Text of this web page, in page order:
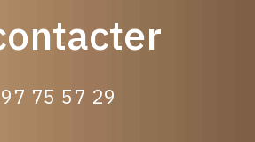
75 57 29